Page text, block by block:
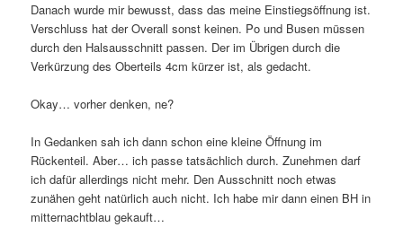
Danach wurde mir bewusst, dass das meine Einstiegsöffnung ist.
Verschluss hat der Overall sonst keinen. Po und Busen müssen
durch den Halsausschnitt passen. Der im Übrigen durch die
Verkürzung des Oberteils 4cm kürzer ist, als gedacht.
Okay… vorher denken, ne?
In Gedanken sah ich dann schon eine kleine Öffnung im
Rückenteil. Aber… ich passe tatsächlich durch. Zunehmen darf
ich dafür allerdings nicht mehr. Den Ausschnitt noch etwas
zunähen geht natürlich auch nicht. Ich habe mir dann einen BH in
mitternachtblau gekauft…